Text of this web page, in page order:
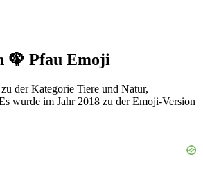
🦚 Pfau Emoji
der Kategorie Tiere und Natur,
wurde im Jahr 2018 zu der Emoji-Version